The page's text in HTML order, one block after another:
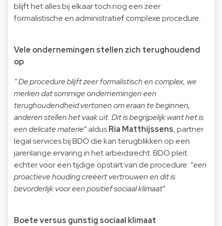
blijft het alles bij elkaar toch nog een zeer
formalistische en administratief complexe procedure.
Vele ondernemingen stellen zich terughoudend
op
“ De procedure blijft zeer formalistisch en complex, we
merken dat sommige ondernemingen een
terughoudendheid vertonen om eraan te beginnen,
anderen stellen het vaak uit. Dit is begrijpelijk want het is
een delicate materie” aldusRia Matthijssens, partner
legal services bij BDO die kan terugblikken op een
jarenlange ervaring in het arbeidsrecht. BDO pleit
echter voor een tijdige opstart van de procedure: “een
proactieve houding creëert vertrouwen en dit is
bevorderlijk voor een positief sociaal klimaat”.
Boete versus gunstig sociaal klimaat